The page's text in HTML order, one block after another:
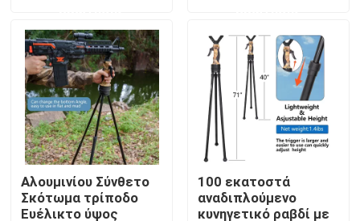
Βίντεο
Εμφάνιση VR
Σχετικά με εμάς
Γύρος εργοστασίων
Αλουμινίου Σύνθετο
Σκότωμα τρίποδο
Ευέλικτο ύψος
100 εκατοστά
αναδιπλούμενο
κυνηγετικό ραβδί με